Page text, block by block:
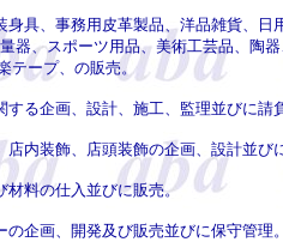
身具、事務用皮革製品、洋品雑貨、日
器、スポーツ用品、美術工芸品、陶
テープ、の販売。
する企画、設計、施工、監理並びに請
店内装飾、店頭装飾の企画、設計並び
材料の仕入並びに販売。
の企画、開発及び販売並びに保守管理